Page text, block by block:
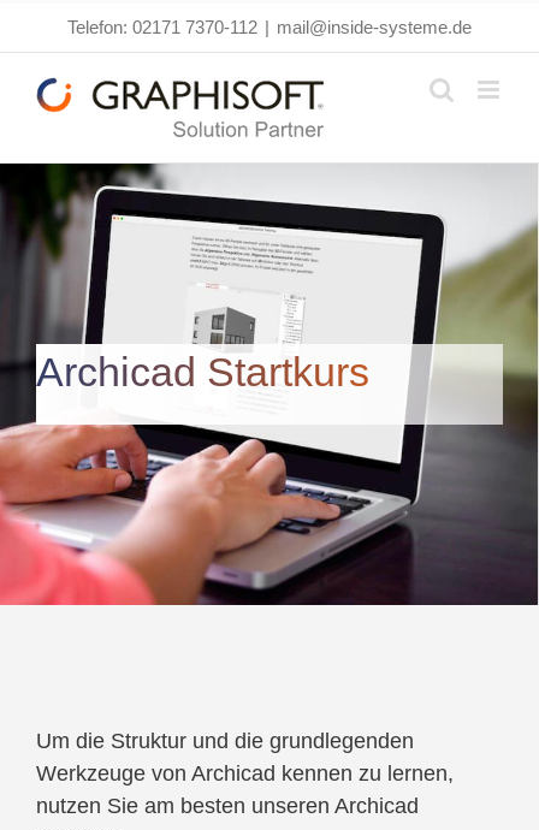
springen
Telefon: 02171 7370-112 | mail@inside-systeme.de
Archicad Startkurs
Um die Struktur und die grundlegenden
Werkzeuge von Archicad kennen zu lernen,
nutzen Sie am besten unseren Archicad